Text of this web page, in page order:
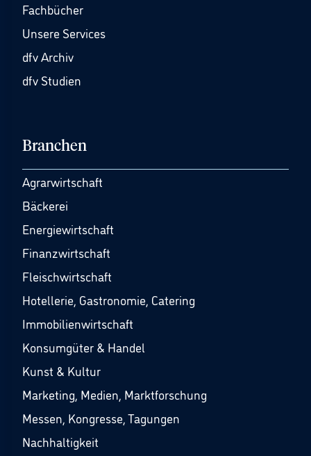
Fachbücher
Unsere Services
dfv Archiv
dfv Studien
Branchen
Agrarwirtschaft
Bäckerei
Energiewirtschaft
Finanzwirtschaft
Fleischwirtschaft
Hotellerie, Gastronomie, Catering
Immobilienwirtschaft
Konsumgüter & Handel
Kunst & Kultur
Marketing, Medien, Marktforschung
Messen, Kongresse, Tagungen
Nachhaltigkeit